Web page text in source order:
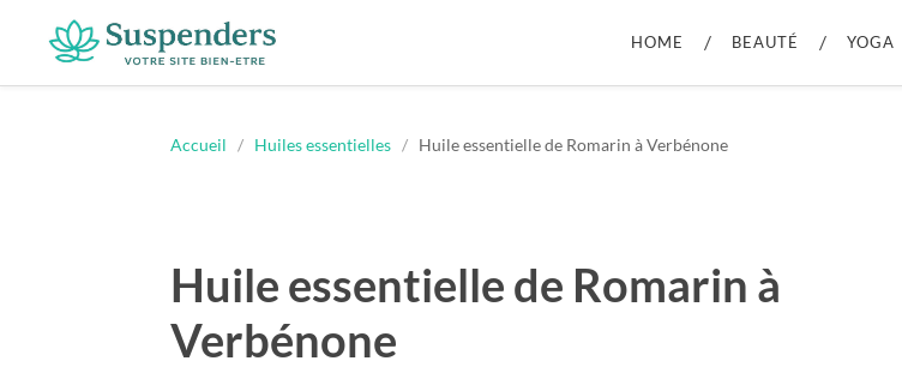
HOME BEAUTÉ YOGA
Accueil / Huiles essentielles / Huile essentielle de Romarin à Verbénone
Huile essentielle de Romarin à
Verbénone